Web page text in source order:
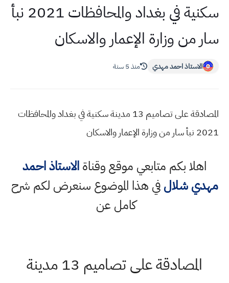
سكنية في بغداد والمحافظات 2021 نبأ
سار من وزارة الإعمار والاسكان
الاستاذ احمد مهدي منذ 5 سنة
المصادقة على تصاميم 13 مدينة سكنية في بغداد والمحافظات
2021 نبأ سار من وزارة الإعمار والاسكان
اهلا بكم متابعي موقع وقناةالاستاذ احمد
مهدي شلالفي هذا الموضوع سنعرض لكم شرح
كامل عن
المصادقة على تصاميم 13 مدينة